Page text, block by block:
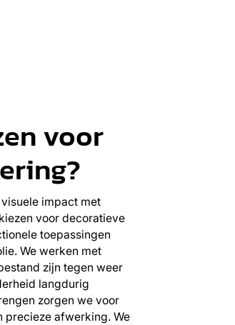
voor
impact met
voor decoratieve
toepassingen
We werken met
zijn tegen weer
langdurig
zorgen we voor
precieze afwerking. We